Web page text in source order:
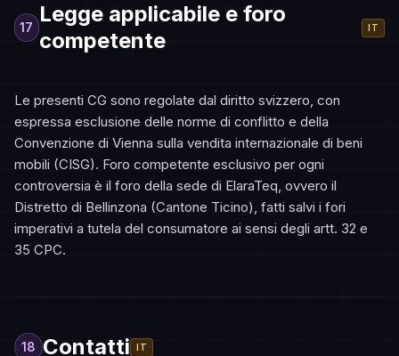
17
Legge applicabile e foro
competente
IT
Le presenti CG sono regolate dal diritto svizzero, con
espressa esclusione delle norme di conflitto e della
Convenzione di Vienna sulla vendita internazionale di beni
mobili (CISG). Foro competente esclusivo per ogni
controversia è il foro della sede di ElaraTeq, ovvero il
Distretto di Bellinzona (Cantone Ticino), fatti salvi i fori
imperativi a tutela del consumatore ai sensi degli artt. 32 e
35 CPC.
18 Contatti IT